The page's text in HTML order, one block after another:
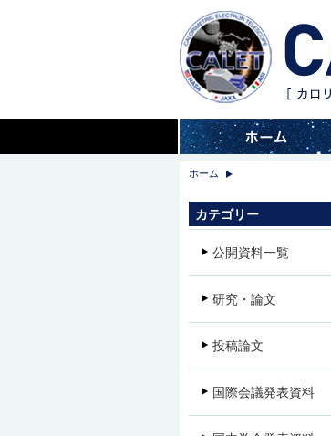
ホーム
カテゴリー
公開資料一覧
研究・論文
投稿論文
国際会議発表資料